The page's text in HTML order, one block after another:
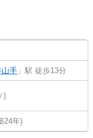
山手 」駅 徒歩13分
)
24年)